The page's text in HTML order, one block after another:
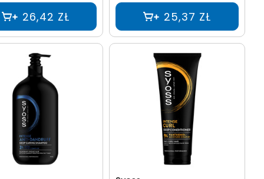
26,42 ZŁ 25,37 ZŁ